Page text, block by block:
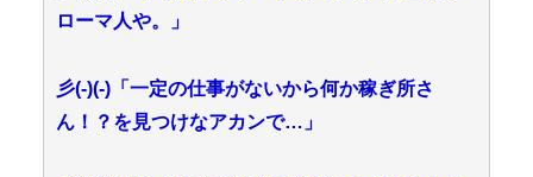
ローマ人や。」
彡(-)(-)「一定の仕事がないから何か稼ぎ所さ
ん！？を見つけなアカンで…」